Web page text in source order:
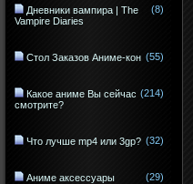
Дневники вампира | The
Vampire Diaries
(8)
Стол Заказов Аниме-кон (55)
Какое аниме Вы сейчас
смотрите?
(214)
Что лучше mp4 или 3gp? (32)
Аниме аксессуары (29)